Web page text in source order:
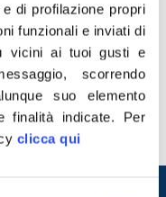
di profilazione propri
funzionali e inviati di
vicini ai tuoi gusti e
scorrendo
suo elemento
finalità indicate. Per
clicca qui
Amitrano, Azzurra
in relazione
e in maniera
in questa
per i parlamentari ed
Camera, mostra
a […]